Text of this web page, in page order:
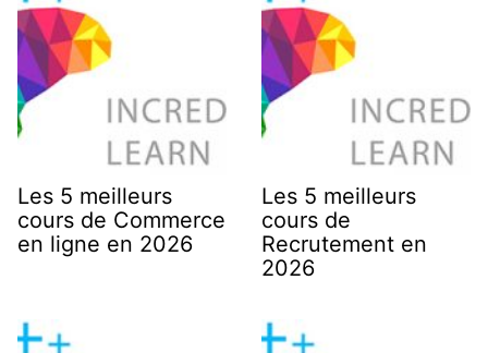
Les 5 meilleurs
cours de Commerce
en ligne en 2026
Les 5 meilleurs
cours de
Recrutement en
2026